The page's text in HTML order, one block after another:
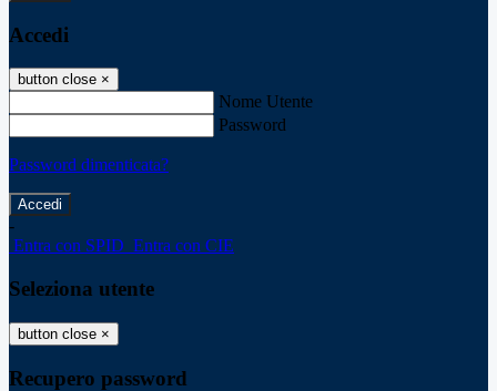
Accedi
button close ×
Nome Utente
Password
Password dimenticata?
-
Entra con SPID Entra con CIE
Seleziona utente
button close ×
Recupero password